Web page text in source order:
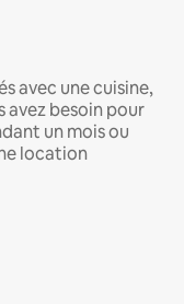
avec une cuisine,
avez besoin pour
un mois ou
location